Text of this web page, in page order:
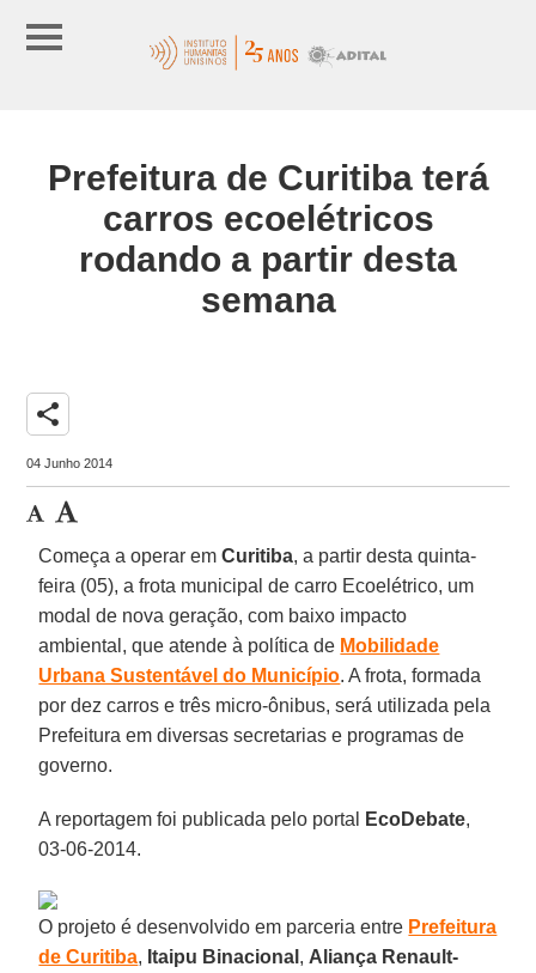
Prefeitura de Curitiba terá
carros ecoelétricos
rodando a partir desta
semana
share
04 Junho 2014
Começa a operar emCuritiba, a partir desta quinta-
feira (05), a frota municipal de carro Ecoelétrico, um
modal de nova geração, com baixo impacto
ambiental, que atende à política de Mobilidade
Urbana Sustentável do Município. A frota, formada
por dez carros e três micro-ônibus, será utilizada pela
Prefeitura em diversas secretarias e programas de
governo.
A reportagem foi publicada pelo portal EcoDebate,
03-06-2014.
O projeto é desenvolvido em parceria entre Prefeitura
de Curitiba, Itaipu Binacional , Aliança Renault-